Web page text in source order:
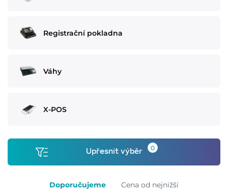
Registrační pokladna
Váhy
X-POS
Upřesnit výběr 0
Doporučujeme
Cena od nejnižší